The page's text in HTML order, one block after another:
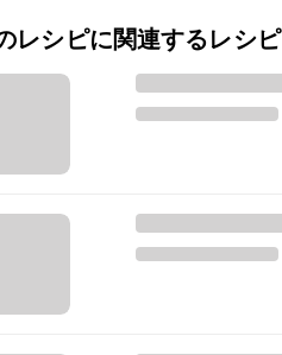
レシピに関連するレシピ